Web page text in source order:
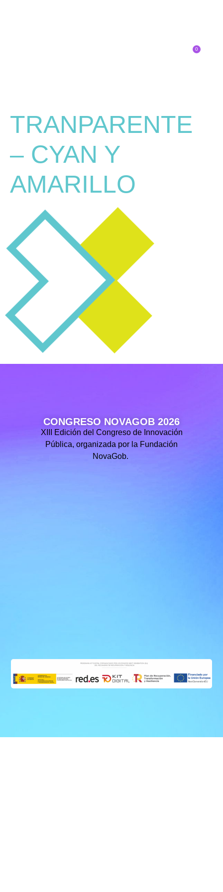
0
TRANPARENTE
– CYAN Y
AMARILLO
CONGRESO NOVAGOB 2026
XIII Edición del Congreso de Innovación
Pública, organizada por la Fundación
NovaGob.